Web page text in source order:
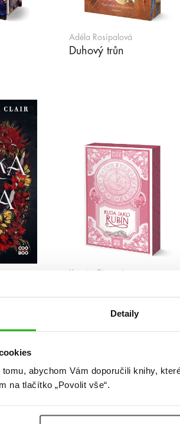
Detaily
abychom Vám doporučili knihy,
na tlačítko „Povolit vše“.
Adéla Rosípalová
Duhový trůn
Kerstin Gierová